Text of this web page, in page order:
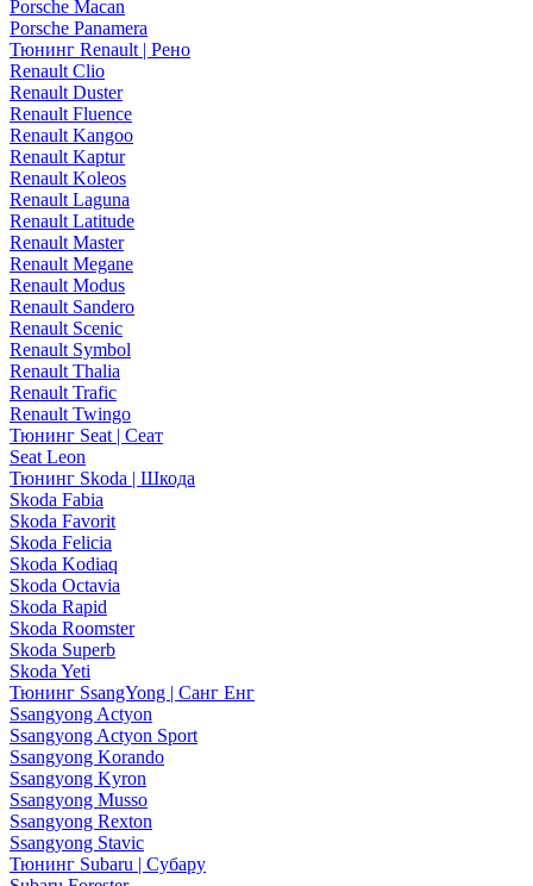
Porsche Macan
Porsche Panamera
Тюнинг Renault | Рено
Renault Clio
Renault Duster
Renault Fluence
Renault Kangoo
Renault Kaptur
Renault Koleos
Renault Laguna
Renault Latitude
Renault Master
Renault Megane
Renault Modus
Renault Sandero
Renault Scenic
Renault Symbol
Renault Thalia
Renault Trafic
Renault Twingo
Тюнинг Seat | Сеат
Seat Leon
Тюнинг Skoda | Шкода
Skoda Fabia
Skoda Favorit
Skoda Felicia
Skoda Kodiaq
Skoda Octavia
Skoda Rapid
Skoda Roomster
Skoda Superb
Skoda Yeti
Тюнинг SsangYong | Санг Енг
Ssangyong Actyon
Ssangyong Actyon Sport
Ssangyong Korando
Ssangyong Kyron
Ssangyong Musso
Ssangyong Rexton
Ssangyong Stavic
Тюнинг Subaru | Субару